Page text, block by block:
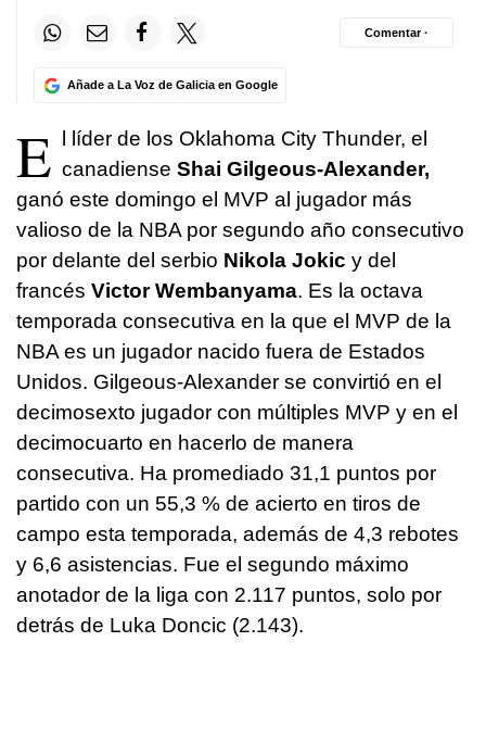
Añade a La Voz de Galicia en Google
Comentar ·
E
l líder de los Oklahoma City Thunder, el
canadiense Shai Gilgeous-Alexander,
ganó este domingo el MVP al jugador más
valioso de la NBA por segundo año consecutivo
por delante del serbio Nikola Jokic y del
francés Victor Wembanyama. Es la octava
temporada consecutiva en la que el MVP de la
NBA es un jugador nacido fuera de Estados
Unidos. Gilgeous-Alexander se convirtió en el
decimosexto jugador con múltiples MVP y en el
decimocuarto en hacerlo de manera
consecutiva. Ha promediado 31,1 puntos por
partido con un 55,3 % de acierto en tiros de
campo esta temporada, además de 4,3 rebotes
y 6,6 asistencias. Fue el segundo máximo
anotador de la liga con 2.117 puntos, solo por
detrás de Luka Doncic (2.143).